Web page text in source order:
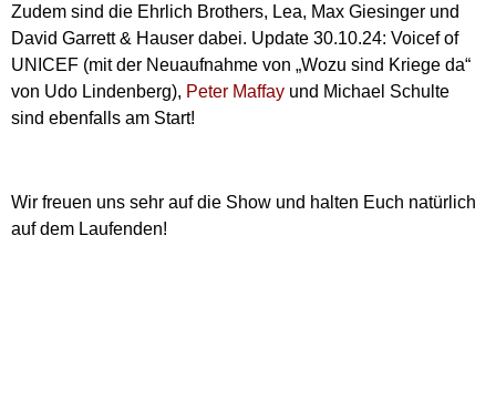
Zudem sind die Ehrlich Brothers, Lea, Max Giesinger und
David Garrett & Hauser dabei. Update 30.10.24: Voicef of
UNICEF (mit der Neuaufnahme von „Wozu sind Kriege da“
von Udo Lindenberg), Peter Maffay und Michael Schulte
sind ebenfalls am Start!
Wir freuen uns sehr auf die Show und halten Euch natürlich
auf dem Laufenden!